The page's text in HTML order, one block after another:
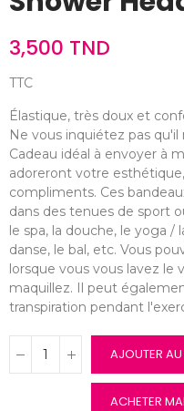
3,500 TND
TTC
Élastique, très doux et
Ne vous inquiétez pas
Cadeau idéal à envoyer à
adoreront votre
compliments. Ces
dans des tenues de sport
le spa, la douche, le yoga /
danse, le bal, etc. Vous
lorsque vous vous lavez le
maquillez. Il peut
transpiration pendant
AJOUTER AU
ACHETER